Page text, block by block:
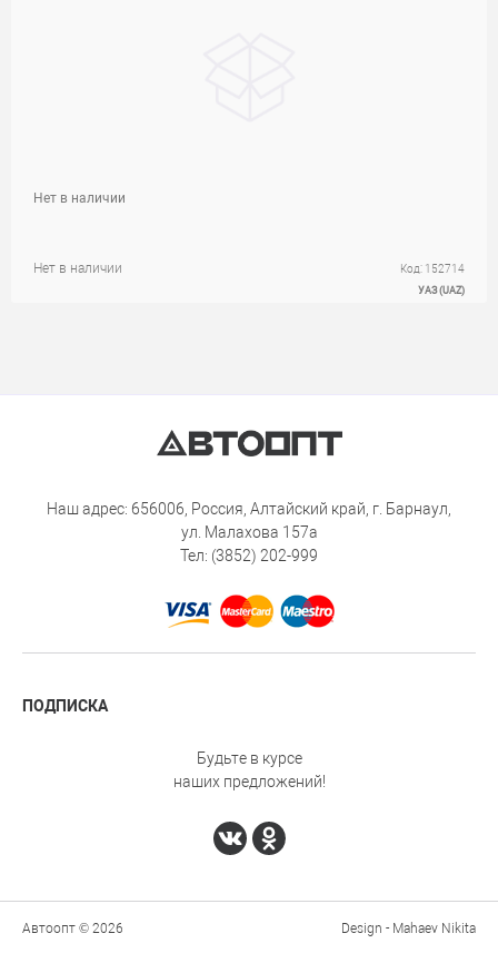
Нет в наличии Код: 152714
УАЗ (UAZ)
Нет в наличии
Наш адрес: 656006, Россия, Алтайский край, г. Барнаул,
ул. Малахова 157а
Тел: (3852) 202-999
ПОДПИСКА
Будьте в курсе
наших предложений!
Автоопт © 2026 Design - Mahaev Nikita